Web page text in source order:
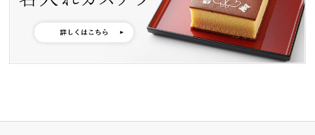
特製ハニーカステラ極 浜松工場限定五三焼カ
ステラ
ハニーカステラ